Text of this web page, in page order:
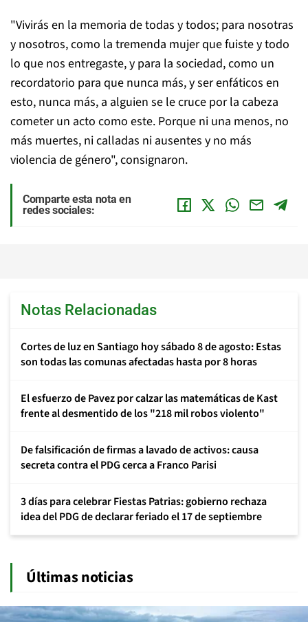
"Vivirás en la memoria de todas y todos; para nosotras
y nosotros, como la tremenda mujer que fuiste y todo
lo que nos entregaste, y para la sociedad, como un
recordatorio para que nunca más, y ser enfáticos en
esto, nunca más, a alguien se le cruce por la cabeza
cometer un acto como este. Porque ni una menos, no
más muertes, ni calladas ni ausentes y no más
violencia de género", consignaron.
Comparte esta nota en
redes sociales:
Notas Relacionadas
Cortes de luz en Santiago hoy sábado 8 de agosto: Estas
son todas las comunas afectadas hasta por 8 horas
El esfuerzo de Pavez por calzar las matemáticas de Kast
frente al desmentido de los "218 mil robos violento"
De falsificación de firmas a lavado de activos: causa
secreta contra el PDG cerca a Franco Parisi
3 días para celebrar Fiestas Patrias: gobierno rechaza
idea del PDG de declarar feriado el 17 de septiembre
Últimas noticias